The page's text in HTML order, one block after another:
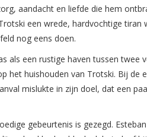
aandacht en liefde die hem
een wrede, hardvochtige
nog eens doen.
als een rustige haven tussen
het huishouden van Trotski. Bij
mislukte in zijn doel, dat een
gebeurtenis is gezegd.